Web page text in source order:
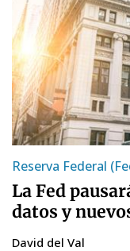
Reserva Federal
La Fed
datos y
David del Val